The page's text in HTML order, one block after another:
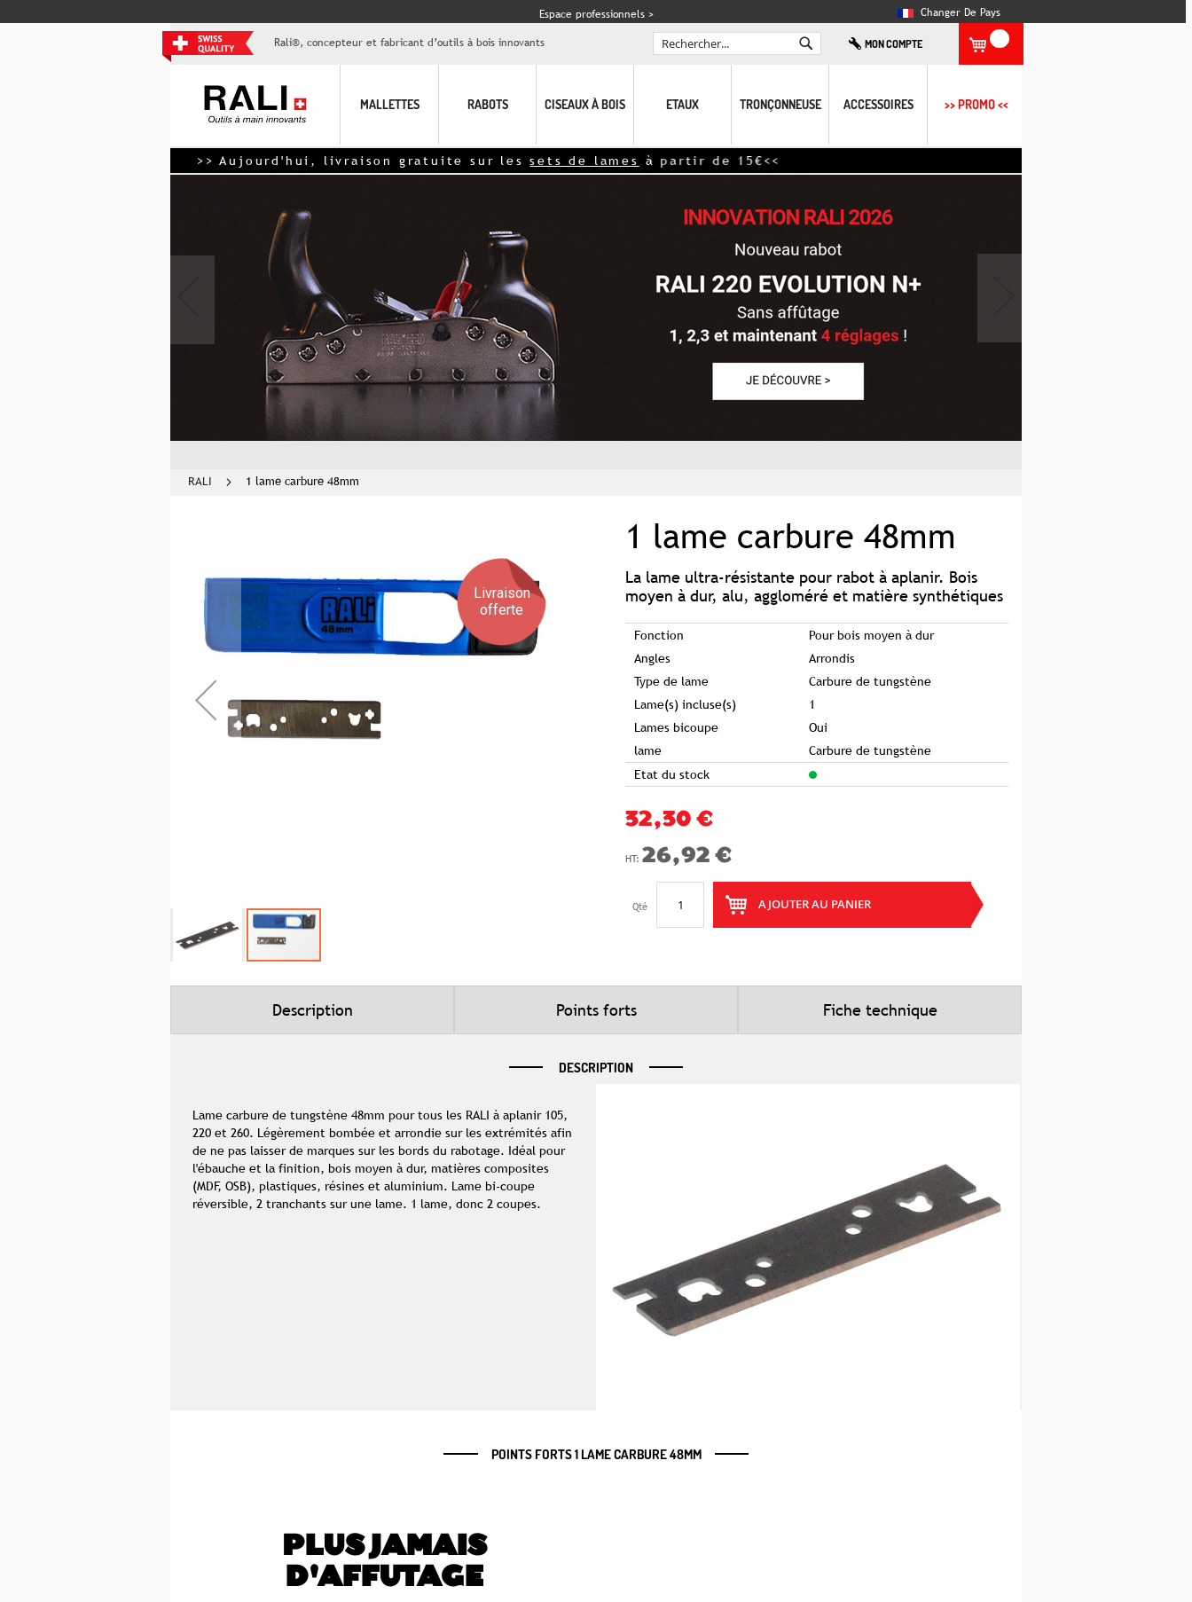
Espace professionnels > Changer De Pays
Rali®, concepteur et fabricant d’outils à bois innovants
Rechercher
MON COMPTE
MALLETTES RABOTS CISEAUX À BOIS ETAUX TRONÇONNEUSE ACCESSOIRES >> PROMO <<
>> Aujourd'hui, livraison gratuite sur lessets de lames à partir de 15€<<
RALI 1 lame carbure 48mm
1 lame carbure 48mm
La lame ultra-résistante pour rabot à aplanir. Bois
moyen à dur, alu, aggloméré et matière synthétiques
Fonction
Pour bois moyen à dur
Angles
Arrondis
Type de lame
Carbure de tungstène
Lame(s) incluse(s)
1
Lames bicoupe
Oui
lame
Carbure de tungstène
Etat du stock
32,30 €
26,92 €
Qté AJOUTER AU PANIER
Livraison
offerte
the
gallery
Description Points forts Fiche technique
DESCRIPTION
Lame carbure de tungstène 48mm pour tous les RALI à aplanir 105,
220 et 260. Légèrement bombée et arrondie sur les extrémités afin
de ne pas laisser de marques sur les bords du rabotage. Idéal pour
l'ébauche et la finition, bois moyen à dur, matières composites
(MDF, OSB), plastiques, résines et aluminium. Lame bi-coupe
réversible, 2 tranchants sur une lame. 1 lame, donc 2 coupes.
POINTS FORTS 1 LAME CARBURE 48MM
PLUS JAMAIS
D'AFFUTAGE